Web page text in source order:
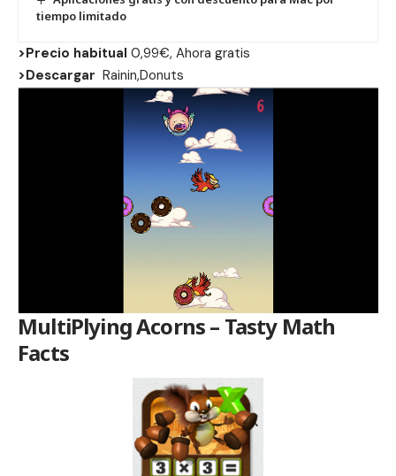
tiempo limitado
>Precio habitual 0,99€, Ahora gratis
>Descargar Rainin,Donuts
MultiPlying Acorns – Tasty Math
Facts